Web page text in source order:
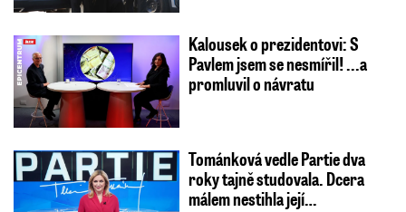
Kalousek o prezidentovi: S
Pavlem jsem se nesmířil! ...a
promluvil o návratu
Tománková vedle Partie dva
roky tajně studovala. Dcera
málem nestihla její…